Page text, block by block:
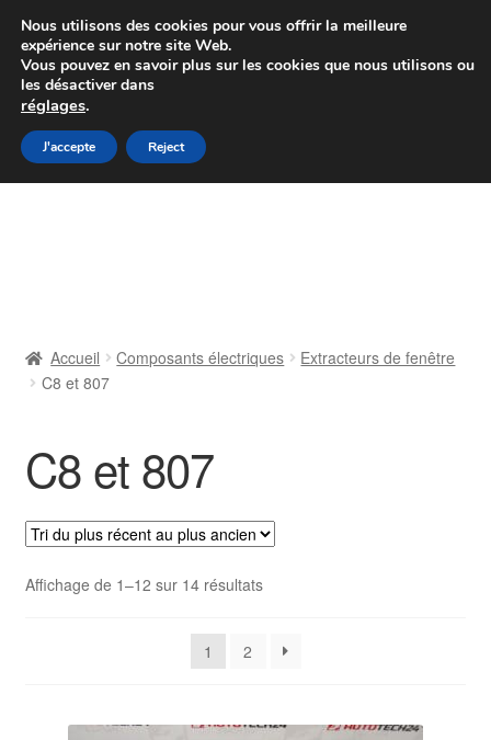
Colissimo livraison à partir de 7 EUR
Du lundi au vendredi de 9 h à 16 h
Aller
à
Aller
au
Contact
Livraison
Accueil Composants électriques
Extracteurs de fenêtre
C8 et 807
C8 et 807
Affichage de 1–12 sur 14 résultatsTrié
récent
ancien
1 2
Nous utilisons des cookies pour vous offrir la meilleure
expérience sur notre site Web.
Vous pouvez en savoir plus sur les cookies que nous utilisons ou
les désactiver dans
réglages.
J'accepte Reject